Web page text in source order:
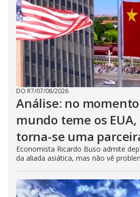
DO R7/07/08/2026
Análise: no
mundo teme os EUA,
torna-se uma
Economista Ricardo Buso admite
da aliada asiática, mas não vê